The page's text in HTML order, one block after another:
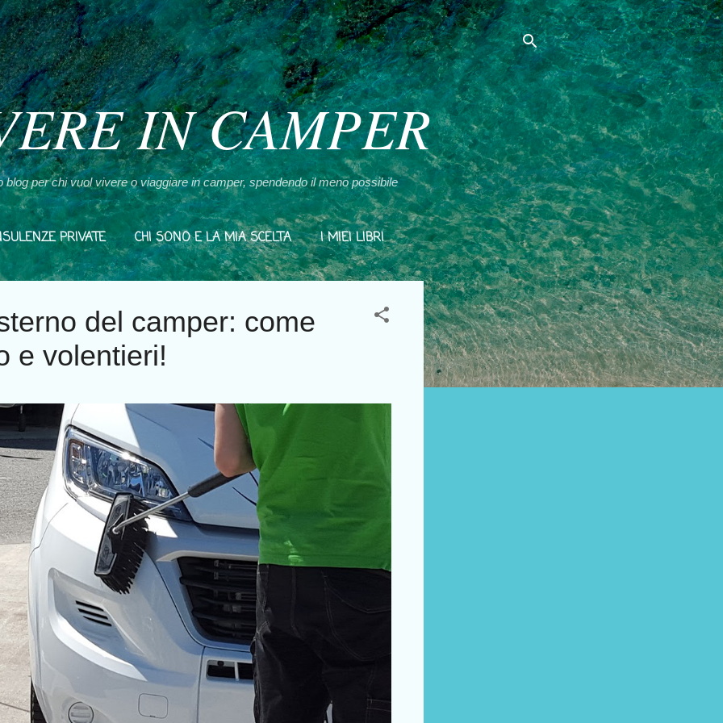
Passa ai contenuti principali
IN CAMPER
blog per chi vuol vivere o viaggiare in camper, spendendo il meno possibile
PRIVATE CHI SONO E LA MIA SCELTA I MIEI LIBRI
del camper: come
e volentieri!